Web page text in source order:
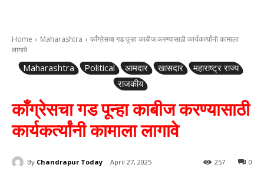
Home Maharashtra
काँग्रेसचा गड पून्हा काबीज करण्यासाठी कार्यकर्त्यांनी कामाला
लागावे
Maharashtra Political आमदार खासदार
महाराष्ट्र राज्य
राजकीय
काँग्रेसचा गड पून्हा काबीज करण्यासाठी
कार्यकर्त्यांनी कामाला लागावे
By Chandrapur Today April 27, 2025 0
257